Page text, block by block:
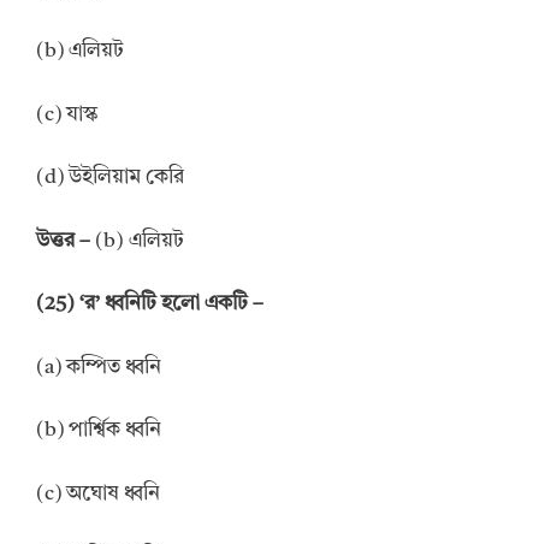
(b) এলিয়ট
(c) যাস্ক
(d) উইলিয়াম কেরি
উত্তর – (b) এলিয়ট
(25) ‘র’ ধ্বনিটি হলো একটি –
(a) কম্পিত ধ্বনি
(b) পার্শ্বিক ধ্বনি
(c) অঘোষ ধ্বনি